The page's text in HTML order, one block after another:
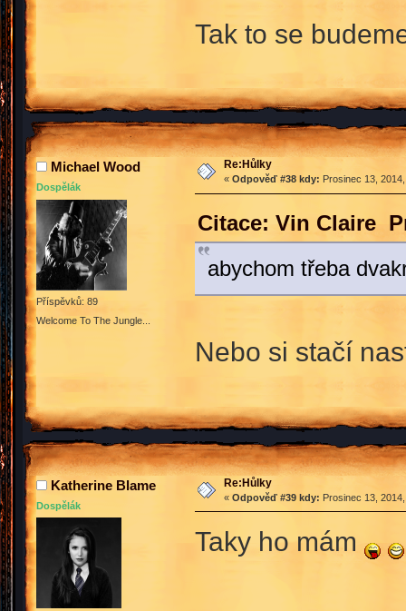
Tak to se
Michael Wood
Dospělák
Příspěvků: 89
Welcome To The Jungle...
Re:Hůlky
« Odpověď #38 kdy: Prosinec 13,
Citace: Vin Claire
abychom třeba
Nebo si stačí
Katherine Blame
Dospělák
Re:Hůlky
« Odpověď #39 kdy: Prosinec 13,
Taky ho mám